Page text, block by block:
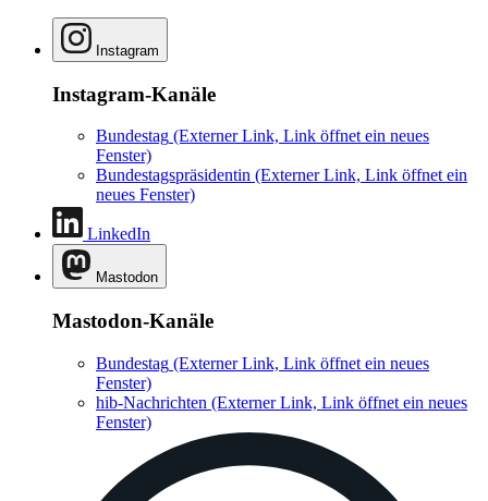
Instagram
Instagram-Kanäle
Bundestag (Externer Link, Link öffnet ein neues
Fenster)
Bundestagspräsidentin (Externer Link, Link öffnet ein
neues Fenster)
LinkedIn
Mastodon
Mastodon-Kanäle
Bundestag (Externer Link, Link öffnet ein neues
Fenster)
hib-Nachrichten (Externer Link, Link öffnet ein neues
Fenster)